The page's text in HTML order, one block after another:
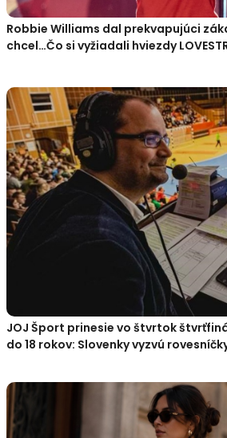
Robbie Williams dal prekvapujúci
chcel…Čo si vyžiadali hviezdy
JOJ Šport prinesie vo štvrtok
do 18 rokov: Slovenky vyzvú